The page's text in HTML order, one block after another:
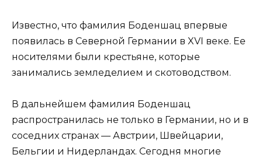
Известно, что фамилия Боденшац впервые
появилась в Северной Германии в XVI веке. Ее
носителями были крестьяне, которые
занимались земледелием и скотоводством.
В дальнейшем фамилия Боденшац
распространилась не только в Германии, но и в
соседних странах — Австрии, Швейцарии,
Бельгии и Нидерландах. Сегодня многие